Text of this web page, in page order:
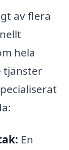
av flera
hela
tjänster
En